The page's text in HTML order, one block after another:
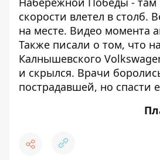
скорости влетел в столб.
на месте. Видео момента
Также писали о том, что на
Калнышевского
и скрылся. Врачи
пострадавшей, но спасти